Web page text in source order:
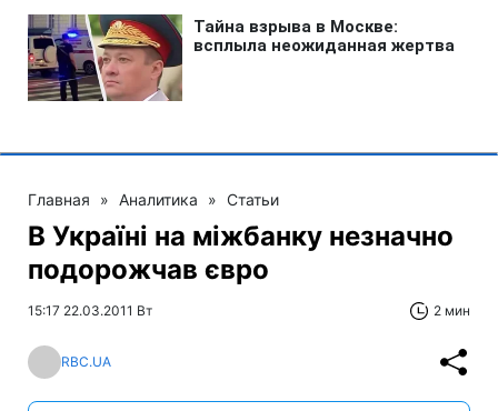
Главная » Аналитика » Статьи
В Україні на міжбанку незначно
подорожчав євро
15:17 22.03.2011 Вт 2 мин
RBC.UA